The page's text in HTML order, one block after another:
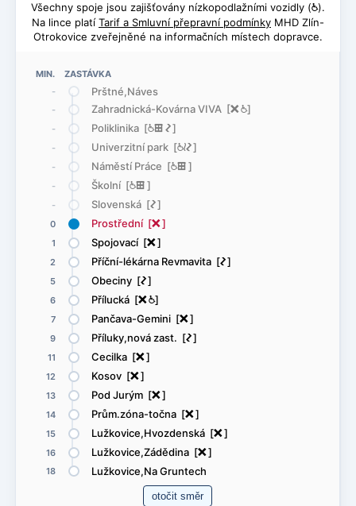
MIN. ZASTÁVKA
-
Prštné,Náves
- Zahradnická-Kovárna VIVA [ë@]
- Poliklinika [@æó]
- Univerzitní park [@<ó]
- Náměstí Práce [@æ]
- Školní [@æ]
- Slovenská [ó]
0 Prostřední [ë]
1 Spojovací [ë]
2 Příční-lékárna Revmavita [ó]
5 Obeciny [ó]
6 Přílucká [ë@]
7 Pančava-Gemini [ë]
9 Příluky,nová zast. [ó]
11 Cecilka [ë]
12 Kosov [ë]
13 Pod Jurým [ë]
14 Prům.zóna-točna [ë]
15 Lužkovice,Hvozdenská [ë]
16 Lužkovice,Zádědina [ë]
18 Lužkovice,Na Gruntech
Všechny spoje jsou zajišťovány nízkopodlažními vozidly (@).
Na lince platí Tarif a Smluvní přepravní podmínky MHD Zlín-
Otrokovice zveřejněné na informačních místech dopravce.